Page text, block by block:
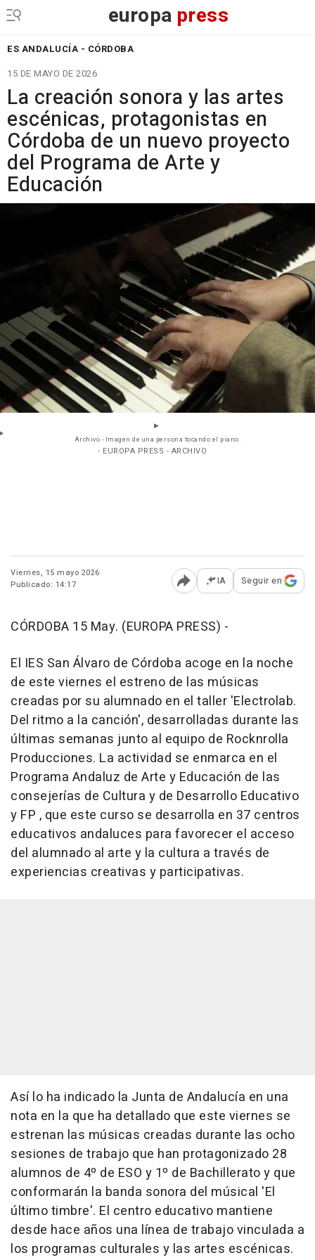
europa press
ES ANDALUCÍA - CÓRDOBA
15 DE MAYO DE 2026
La creación sonora y las artes
escénicas, protagonistas en
Córdoba de un nuevo proyecto
del Programa de Arte y
Educación
Archivo - Imagen de una persona tocando el piano.
- EUROPA PRESS - ARCHIVO
Viernes, 15 mayo 2026
Publicado: 14:17
Abrir opciones para
IA Seguir en
CÓRDOBA 15 May. (EUROPA PRESS) -
El IES San Álvaro de Córdoba acoge en la noche
de este viernes el estreno de las músicas
creadas por su alumnado en el taller 'Electrolab.
Del ritmo a la canción', desarrolladas durante las
últimas semanas junto al equipo de Rocknrolla
Producciones. La actividad se enmarca en el
Programa Andaluz de Arte y Educación de las
consejerías de Cultura y de Desarrollo Educativo
y FP , que este curso se desarrolla en 37 centros
educativos andaluces para favorecer el acceso
del alumnado al arte y la cultura a través de
experiencias creativas y participativas.
Así lo ha indicado la Junta de Andalucía en una
nota en la que ha detallado que este viernes se
estrenan las músicas creadas durante las ocho
sesiones de trabajo que han protagonizado 28
alumnos de 4º de ESO y 1º de Bachillerato y que
conformarán la banda sonora del músical 'El
último timbre'. El centro educativo mantiene
desde hace años una línea de trabajo vinculada a
los programas culturales y las artes escénicas.